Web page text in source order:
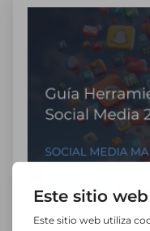
Guía